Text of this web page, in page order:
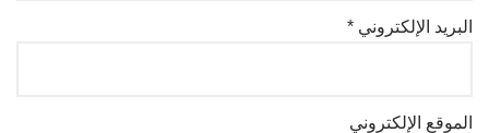
البريد الإلكتروني *
الموقع الإلكتروني